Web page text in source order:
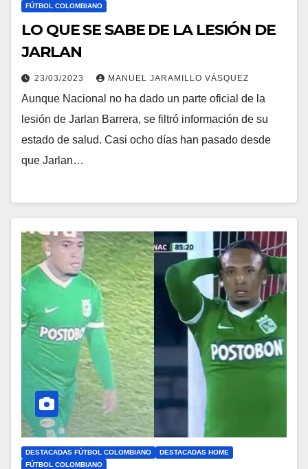
FÚTBOL COLOMBIANO
LO QUE SE SABE DE LA LESIÓN DE
JARLAN
23/03/2023 MANUEL JARAMILLO VÁSQUEZ
Aunque Nacional no ha dado un parte oficial de la
lesión de Jarlan Barrera, se filtró información de su
estado de salud. Casi ocho días han pasado desde
que Jarlan…
DESTACADAS FÚTBOL COLOMBIANO
DESTACADAS HOME
FÚTBOL COLOMBIANO